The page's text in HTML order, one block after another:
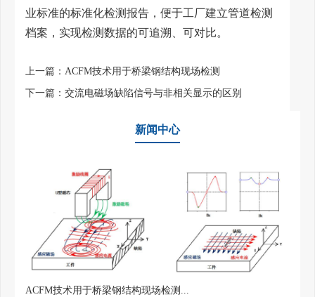
业标准的标准化检测报告，便于工厂建立管道检测
档案，实现检测数据的可追溯、可对比。
上一篇： ACFM技术用于桥梁钢结构现场检测
下一篇： 交流电磁场缺陷信号与非相关显示的区别
新闻中心
ACFM技术用于桥梁钢结构现场检测...